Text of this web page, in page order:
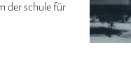
der schule für